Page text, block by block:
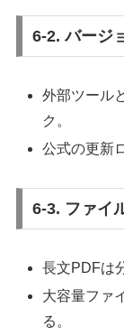
6-2. バージ
外部ツール
ク。
公式の更新
6-3. ファイ
長文PDFは
大容量ファ
る。